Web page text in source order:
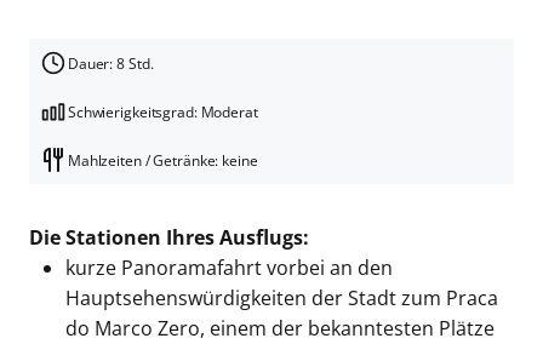
Dauer: 8 Std.
Schwierigkeitsgrad: Moderat
Mahlzeiten / Getränke: keine
Die Stationen Ihres Ausflugs:
kurze Panoramafahrt vorbei an den
Hauptsehenswürdigkeiten der Stadt zum Praca
do Marco Zero, einem der bekanntesten Plätze